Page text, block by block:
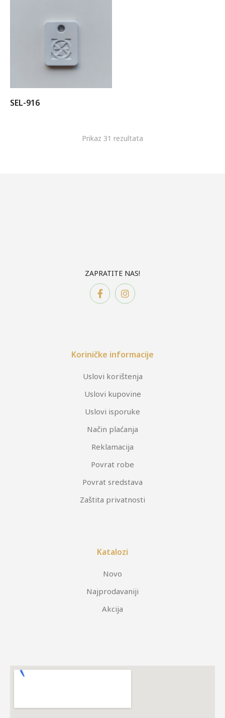
SEL-916
Prikaz 31 rezultata
ZAPRATITE NAS!
Koriničke informacije
Uslovi korištenja
Uslovi kupovine
Uslovi isporuke
Način plaćanja
Reklamacija
Povrat robe
Povrat sredstava
Zaštita privatnosti
Katalozi
Novo
Najprodavaniji
Akcija